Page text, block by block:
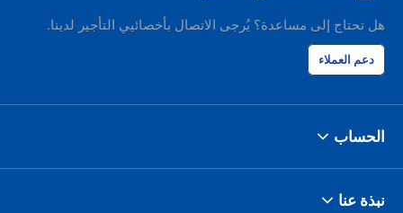
هل تحتاج إلى مساعدة؟ يُرجى الاتصال بأخصائيي التأجير لدينا.
دعم العملاء
الحساب
نبذة عنا